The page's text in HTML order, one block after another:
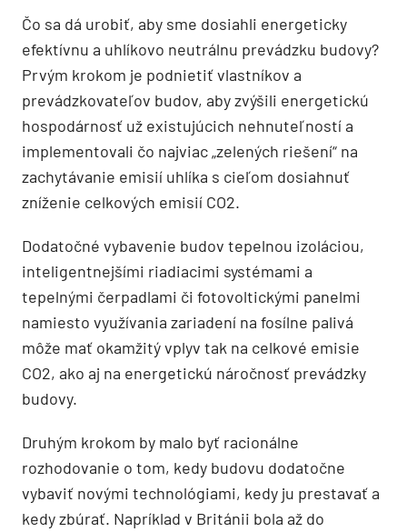
Čo sa dá urobiť, aby sme dosiahli energeticky
efektívnu a uhlíkovo neutrálnu prevádzku budovy?
Prvým krokom je podnietiť vlastníkov a
prevádzkovateľov budov, aby zvýšili energetickú
hospodárnosť už existujúcich nehnuteľností a
implementovali čo najviac „zelených riešení“ na
zachytávanie emisií uhlíka s cieľom dosiahnuť
zníženie celkových emisií CO2.
Dodatočné vybavenie budov tepelnou izoláciou,
inteligentnejšími riadiacimi systémami a
tepelnými čerpadlami či fotovoltickými panelmi
namiesto využívania zariadení na fosílne palivá
môže mať okamžitý vplyv tak na celkové emisie
CO2, ako aj na energetickú náročnosť prevádzky
budovy.
Druhým krokom by malo byť racionálne
rozhodovanie o tom, kedy budovu dodatočne
vybaviť novými technológiami, kedy ju prestavať a
kedy zbúrať. Napríklad v Británii bola až do